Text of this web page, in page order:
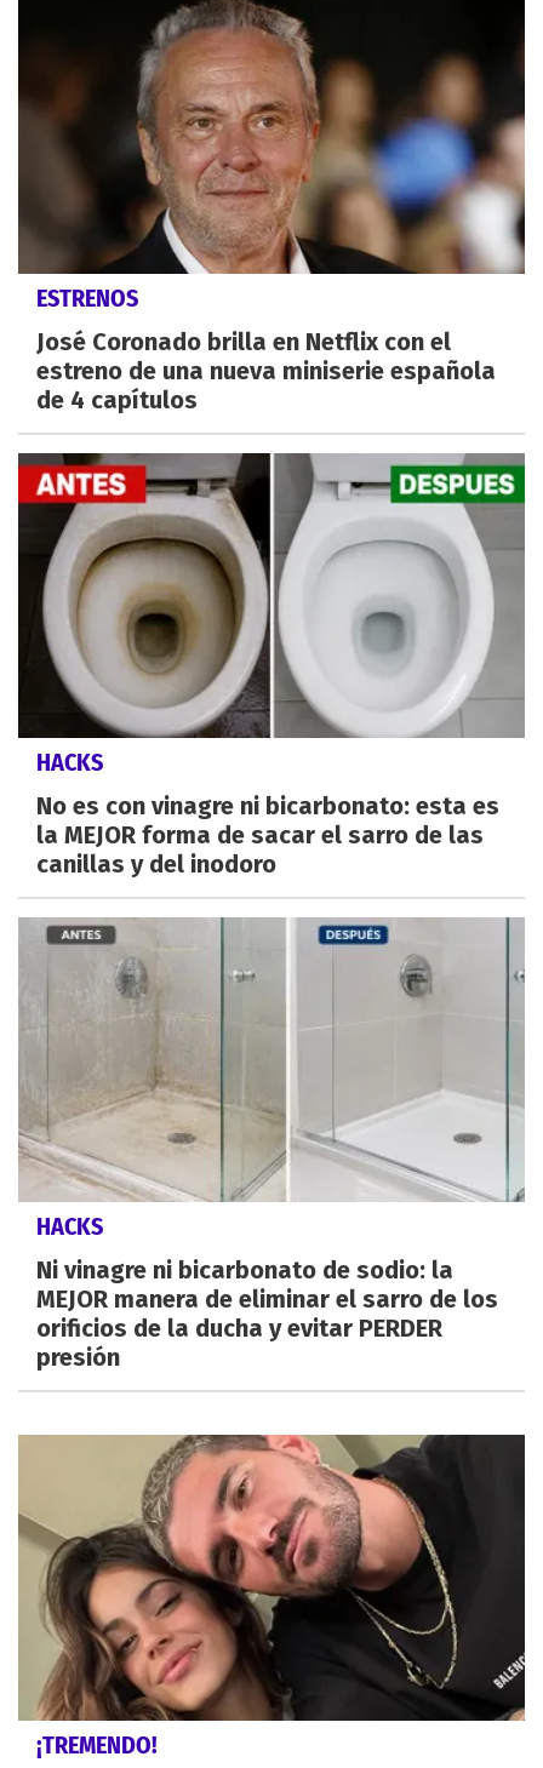
ESTRENOS
José Coronado brilla en Netflix con el
estreno de una nueva miniserie española
de 4 capítulos
HACKS
No es con vinagre ni bicarbonato: esta es
la MEJOR forma de sacar el sarro de las
canillas y del inodoro
HACKS
Ni vinagre ni bicarbonato de sodio: la
MEJOR manera de eliminar el sarro de los
orificios de la ducha y evitar PERDER
presión
¡TREMENDO!